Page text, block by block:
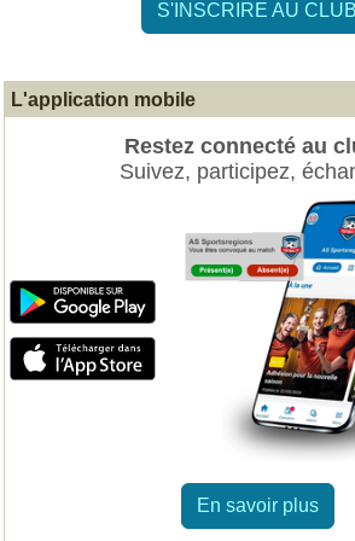
S'INSCRIRE AU CLUB
L'application mobile
Restez connecté au
Suivez, participez,
En savoir plus